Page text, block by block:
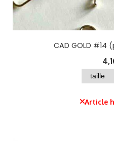
CAD GOLD
Article